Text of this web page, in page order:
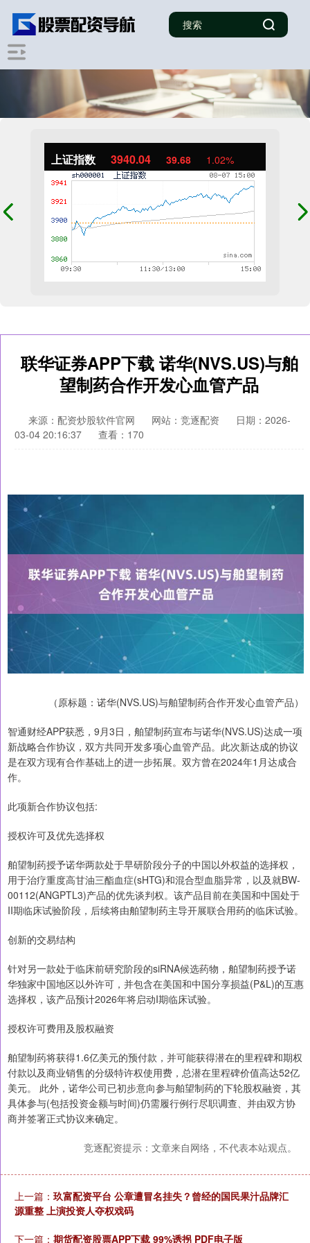
上证指数 3940.04 39.68 1.02%
联华证券APP下载 诺华(NVS.US)与舶
望制药合作开发心血管产品
来源：配资炒股软件官网 网站：竞逐配资
日期：2026-
03-04 20:16:37
查看：170
（原标题：诺华(NVS.US)与舶望制药合作开发心血管产品）
智通财经APP获悉，9月3日，舶望制药宣布与诺华(NVS.US)达成一项
新战略合作协议，双方共同开发多项心血管产品。此次新达成的协议
是在双方现有合作基础上的进一步拓展。双方曾在2024年1月达成合
作。
此项新合作协议包括:
授权许可及优先选择权
舶望制药授予诺华两款处于早研阶段分子的中国以外权益的选择权，
用于治疗重度高甘油三酯血症(sHTG)和混合型血脂异常，以及就BW-
00112(ANGPTL3)产品的优先谈判权。该产品目前在美国和中国处于
II期临床试验阶段，后续将由舶望制药主导开展联合用药的临床试验。
创新的交易结构
针对另一款处于临床前研究阶段的siRNA候选药物，舶望制药授予诺
华独家中国地区以外许可，并包含在美国和中国分享损益(P&L)的互惠
选择权，该产品预计2026年将启动I期临床试验。
授权许可费用及股权融资
舶望制药将获得1.6亿美元的预付款，并可能获得潜在的里程碑和期权
付款以及商业销售的分级特许权使用费，总潜在里程碑价值高达52亿
美元。 此外，诺华公司已初步意向参与舶望制药的下轮股权融资，其
具体参与(包括投资金额与时间)仍需履行例行尽职调查、并由双方协
商并签署正式协议来确定。
竞逐配资提示：文章来自网络，不代表本站观点。
上一篇： 玖富配资平台 公章遭冒名挂失？曾经的国民果汁品牌汇
源重整 上演投资人夺权戏码
下一篇： 期货配资股票APP下载 99%诱拐 PDF电子版